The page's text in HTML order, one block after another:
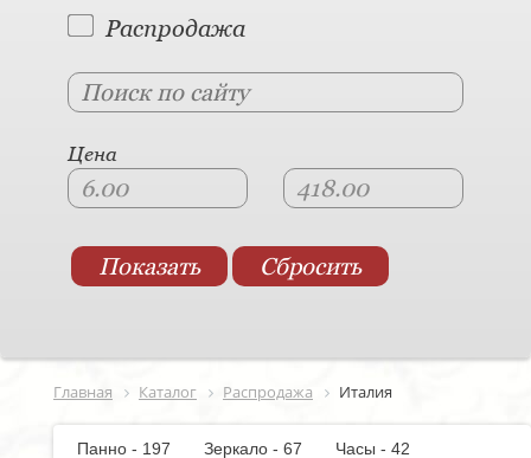
Распродажа
Цена
Главная Каталог Распродажа Италия
Панно - 197 Зеркало - 67
Часы - 42